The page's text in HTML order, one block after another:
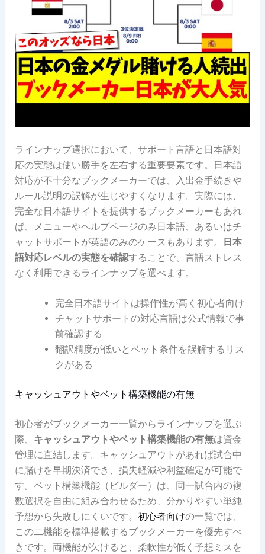
ラインナップ選択において、サポート言語と日本語対
応の実態は使い勝手を左右する重要要素です。日本語
対応が不十分なブックメーカーでは、入出金手続きや
ルール説明の誤解が生じやすくなります。実際には、
完全な日本語サイトを提供するブックメーカーもあれ
ば、メニューやヘルプページのみ日本語、あるいはチ
ャットサポートが英語のみのケースもあります。
日本
語対応レベルの実態を確認することで、言語ストレス
なく利用できるラインナップを選べます。
完全日本語サイトは操作性が高く初心者向け
チャットサポートの対応言語は公式情報で事
前確認する
翻訳精度が低いとベット条件を誤解するリス
クがある
キャッシュアウトやベット構築機能の有無
初心者がブックメーカー一覧からラインナップを選ぶ
際、 キャッシュアウトやベット構築機能の有無は資金
管理に直結します。キャッシュアウトがあれば試合中
に賭けを早期決済でき、損失軽減や利益確定が可能で
す。ベット構築機能（ビルダー）は、同一試合内の複
数選択を自由に組み合わせるため、分かりやすい単純
予想から失敗しにくいです。 初心者向けの一覧では、
この二機能を標準搭載するブックメーカーを優先すべ
きです。両機能が欠けると、柔軟性が低く予想ミスを